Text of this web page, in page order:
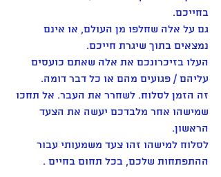
בחייכם.
גם על אלה שחלפו מן העולם, או אינם
נמצאים בתוך שיגרת חייכם.
העלו בזיכרונכם את אלה שאתם כועסים
עליהם / פגועים מהם או כל דבר דומה.
זה הזמן לסלוח. לשחרר את העבר. אל תחכו
שמישהו אחר מלבדכם יעשה את הצעד
הראשון.
לסלוח למישהו זהו צעד משמעותי עבור
ההתפתחות שלכם, בכל תחום בחיים .